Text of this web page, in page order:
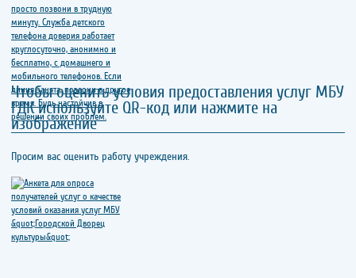
Чтобы оценить условия предоставления услуг МБУ
ГДК используйте QR-код или нажмите на
изображение
Просим вас оценить работу учреждения.